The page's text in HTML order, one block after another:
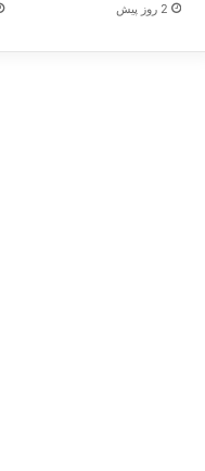
2 روز پیش